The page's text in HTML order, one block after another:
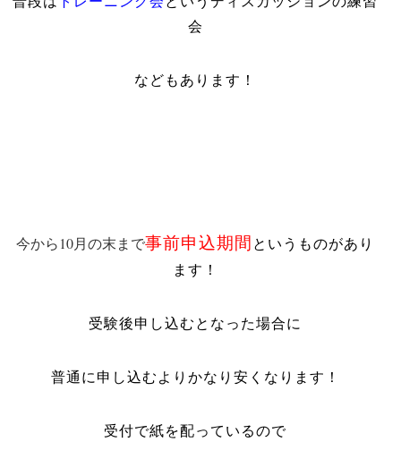
会
などもあります！
今から10月の末まで事前申込期間 というものがあり
ます！
受験後申し込むとなった場合に
普通に申し込むよりかなり安くなります！
受付で紙を配っているので